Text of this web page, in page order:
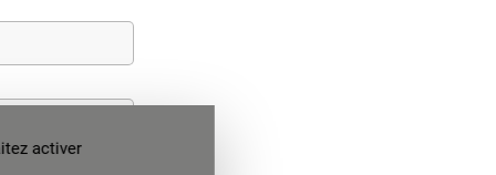
activer